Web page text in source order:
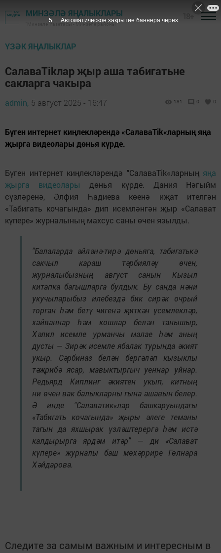
МИНЗӘЛӘ ЯҢАЛЫКЛАРЫ
"Минзәлә" газетасы - Минзәлә районы
ҮЗӘК ЯҢАЛЫКЛАР
СалаваTikлар җыр аша табигатьне
сакларга чакыра
admin, 5 август 2025 - 16:47 181 0 0
Бүген интернет киңлекләрендә «СалаваTik«ларның яңа
җырга видеолары дөнья күрде.
Бүген интернет киңлекләрендә "СалаваTik«ларның яңа
җырга видеолары
дөнья күрде. Дания Нәгыйм
сүзләренә, Әлфия Һадиева көенә иҗат ителгән
«Табигать кочагында» дип исемләнгән җыр «Салават
күпере» журналының махсус саны өчен язылды.
"Балаларда әйләнә-тирә дөньяга, табигатькә
сакчыл караш тәрбияләү өчен,
журналыбызның август санын Кызыл
китапка багышларга булдык. Бу санда нәни
укучыларыбыз илебездә бик сирәк очрый
торган һәм бетү чигенә җиткән үсемлекләр,
хайваннар һәм кошлар белән танышыр,
Хәлил исемле урманчы малае һәм аның
дусты — Зирәк исемле ябалак турында әкият
укыр. Сәрбиназ белән бергәләп кызыклы
тәҗрибә ясар, мавыктыргыч уеннар уйнар.
Редьярд Киплинг әкиятен укып, китның
ни өчен вак балыкларны гына ашавын белер.
Ә инде "Салаватик«лар башкаруындагы
«Табигать кочагында» җыры әлеге теманы
тагын да яхшырак үзләштерергә һәм истә
калдырырга ярдәм итәр" — ди «Салават
күпере» журналы баш мөхәррире Гөлнара
Хәйдарова.
Следите за самым важным и интересным в
4 Автоматическое закрытие баннера через